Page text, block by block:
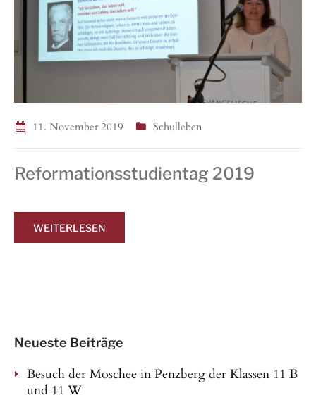
11. November 2019 Schulleben
Reformationsstudientag 2019
WEITERLESEN
Neueste Beiträge
Besuch der Moschee in Penzberg der Klassen 11 B
und 11 W